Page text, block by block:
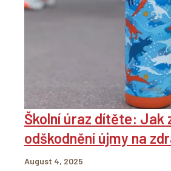
Školní úraz dítěte: Jak
odškodnění újmy na
August 4, 2025